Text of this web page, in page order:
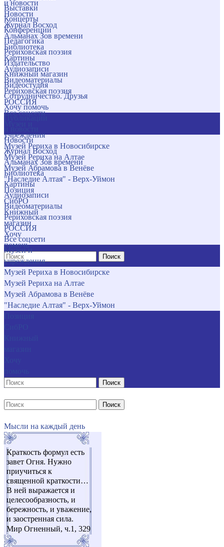
и новости
Новости
Журнал Восход
Альманах Зов времени
Библиотека
Картины
Аудиозаписи
Видеоматериалы
Рериховская поэзия
РОССИЯ
Все соцсети
учреждения
Музей Рериха в Новосибирске
Музей Рериха на Алтае
Музей Абрамова в Венёве
"Наследие Алтая" - Верх-Уймон
Позиция
СибРО
Книжный
магазин
Хочу
помочь
Поиск
Выставки
Концерты
Конференции
Педагогика
Рериховская поэзия
Издательство
Книжный магазин
Видеостудия
Сотрудничество. Друзья
Хочу помочь
Новости
Журнал Восход
Альманах Зов времени
Библиотека
Картины
Аудиозаписи
Видеоматериалы
Рериховская поэзия
РОССИЯ
Все соцсети
Музеи и
учреждения
Музей Рериха в Новосибирске
Музей Рериха на Алтае
Музей Абрамова в Венёве
"Наследие Алтая" - Верх-Уймон
Поиск
Поиск
Мысли на каждый день
Краткость формул есть
завет Огня. Нужно
приучиться к
священной краткости…
В ней выражается и
целесообразность, и
бережность, и уважение,
и заостренная сила.
Мир Огненный, ч.1, 329